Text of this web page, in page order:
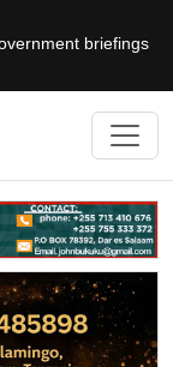
briefings